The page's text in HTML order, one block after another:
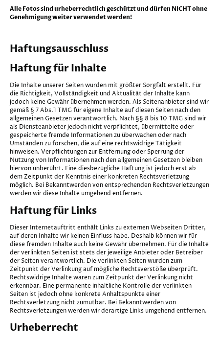
Alle Fotos sind urheberrechtlich geschützt und dürfen NICHT ohne
Genehmigung weiter verwendet werden!
Haftungsausschluss
Haftung für Inhalte
Die Inhalte unserer Seiten wurden mit größter Sorgfalt erstellt. Für
die Richtigkeit, Vollständigkeit und Aktualität der Inhalte kann
jedoch keine Gewähr übernehmen werden. Als Seitenanbieter sind wir
gemäß § 7 Abs.1 TMG für eigene Inhalte auf diesen Seiten nach den
allgemeinen Gesetzen verantwortlich. Nach §§ 8 bis 10 TMG sind wir
als Diensteanbieter jedoch nicht verpflichtet, übermittelte oder
gespeicherte fremde Informationen zu überwachen oder nach
Umständen zu forschen, die auf eine rechtswidrige Tätigkeit
hinweisen. Verpflichtungen zur Entfernung oder Sperrung der
Nutzung von Informationen nach den allgemeinen Gesetzen bleiben
hiervon unberührt. Eine diesbezügliche Haftung ist jedoch erst ab
dem Zeitpunkt der Kenntnis einer konkreten Rechtsverletzung
möglich. Bei Bekanntwerden von entsprechenden Rechtsverletzungen
werden wir diese Inhalte umgehend entfernen.
Haftung für Links
Dieser Internetauftritt enthält Links zu externen Webseiten Dritter,
auf deren Inhalte wir keinen Einfluss habe. Deshalb können wir für
diese fremden Inhalte auch keine Gewähr übernehmen. Für die Inhalte
der verlinkten Seiten ist stets der jeweilige Anbieter oder Betreiber
der Seiten verantwortlich. Die verlinkten Seiten wurden zum
Zeitpunkt der Verlinkung auf mögliche Rechtsverstöße überprüft.
Rechtswidrige Inhalte waren zum Zeitpunkt der Verlinkung nicht
erkennbar. Eine permanente inhaltliche Kontrolle der verlinkten
Seiten ist jedoch ohne konkrete Anhaltspunkte einer
Rechtsverletzung nicht zumutbar. Bei Bekanntwerden von
Rechtsverletzungen werden wir derartige Links umgehend entfernen.
Urheberrecht